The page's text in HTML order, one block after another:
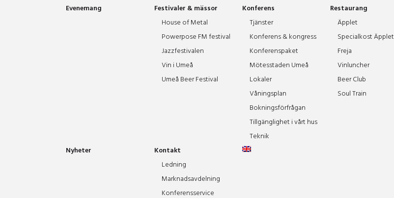
Evenemang
Festivaler & mässor
House of Metal
Powerpose FM festival
Jazzfestivalen
Vin i Umeå
Umeå Beer Festival
Konferens
Tjänster
Konferens & kongress
Konferenspaket
Mötesstaden Umeå
Lokaler
Våningsplan
Bokningsförfrågan
Tillgänglighet i vårt hus
Teknik
Restaurang
Äpplet
Specialkost Äpplet
Freja
Vinluncher
Beer Club
Soul Train
Nyheter
Kontakt
Ledning
Marknadsavdelning
Konferensservice